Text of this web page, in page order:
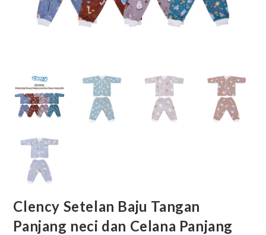
Clency Setelan Baju Tangan
Panjang neci dan Celana Panjang